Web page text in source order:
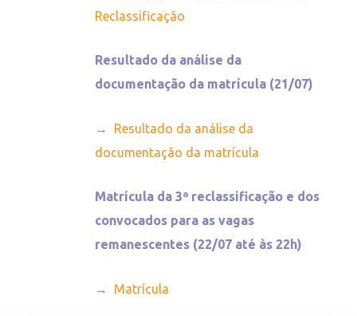
Reclassificação
Resultado da análise da
documentação da matrícula (21/07)
→ Resultado da análise da
documentação da matrícula
Matrícula da 3ª reclassificação e dos
convocados para as vagas
remanescentes (22/07 até às 22h)
→ Matrícula